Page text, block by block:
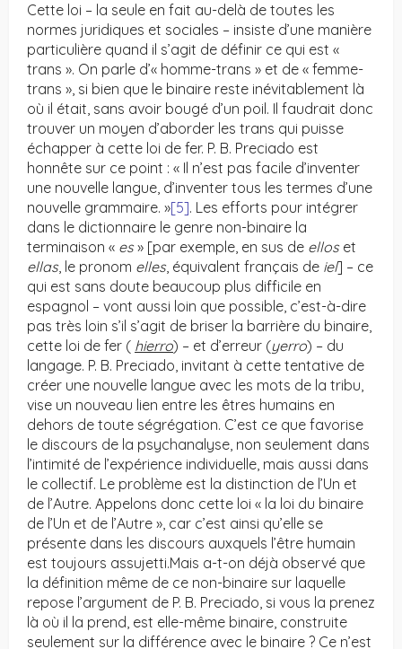
Cette loi – la seule en fait au-delà de toutes les
normes juridiques et sociales – insiste d’une manière
particulière quand il s’agit de définir ce qui est «
trans ». On parle d’« homme-trans » et de « femme-
trans », si bien que le binaire reste inévitablement là
où il était, sans avoir bougé d’un poil. Il faudrait donc
trouver un moyen d’aborder les trans qui puisse
échapper à cette loi de fer. P. B. Preciado est
honnête sur ce point : « Il n’est pas facile d’inventer
une nouvelle langue, d’inventer tous les termes d’une
nouvelle grammaire. »[5]. Les efforts pour intégrer
dans le dictionnaire le genre non-binaire la
terminaison « es » [par exemple, en sus de ellos et
ellas, le pronom elles, équivalent français de iel] – ce
qui est sans doute beaucoup plus difficile en
espagnol – vont aussi loin que possible, c’est-à-dire
pas très loin s’il s’agit de briser la barrière du binaire,
cette loi de fer ( hierro) – et d’erreur (yerro) – du
langage. P. B. Preciado, invitant à cette tentative de
créer une nouvelle langue avec les mots de la tribu,
vise un nouveau lien entre les êtres humains en
dehors de toute ségrégation. C’est ce que favorise
le discours de la psychanalyse, non seulement dans
l’intimité de l’expérience individuelle, mais aussi dans
le collectif. Le problème est la distinction de l’Un et
de l’Autre. Appelons donc cette loi « la loi du binaire
de l’Un et de l’Autre », car c’est ainsi qu’elle se
présente dans les discours auxquels l’être humain
est toujours assujetti.Mais a-t-on déjà observé que
la définition même de ce non-binaire sur laquelle
repose l’argument de P. B. Preciado, si vous la prenez
là où il la prend, est elle-même binaire, construite
seulement sur la différence avec le binaire ? Ce n’est